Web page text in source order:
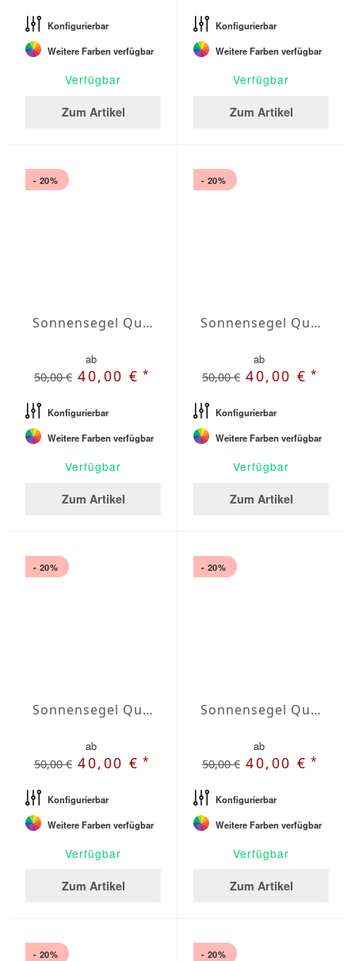
Konfigurierbar
Weitere Farben verfügbar
Verfügbar
Zum Artikel
Konfigurierbar
Weitere Farben verfügbar
Verfügbar
Zum Artikel
- 20%
Sonnensegel Quadrat Wasserabweisend Agora quadrat 3 x 3m
ab
50,00 € 40,00 €*
Konfigurierbar
Weitere Farben verfügbar
Verfügbar
Zum Artikel
- 20%
Sonnensegel Quadrat Wasserabweisend Agora quadrat 3,5 x 3,5m
ab
50,00 € 40,00 €*
Konfigurierbar
Weitere Farben verfügbar
Verfügbar
Zum Artikel
- 20%
Sonnensegel Quadrat Wasserabweisend Agora quadrat 4 x 4m
ab
50,00 € 40,00 €*
Konfigurierbar
Weitere Farben verfügbar
Verfügbar
Zum Artikel
- 20%
Sonnensegel Quadrat Wasserabweisend Agora quadrat 4,5 x 4,5m
ab
50,00 € 40,00 €*
Konfigurierbar
Weitere Farben verfügbar
Verfügbar
Zum Artikel
- 20% - 20%